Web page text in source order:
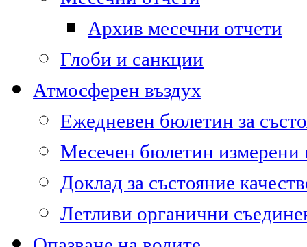
Архив месечни отчети
Глоби и санкции
Атмосферен въздух
Ежедневен бюлетин за
Месечен бюлетин
Доклад за състояние
Летливи органични